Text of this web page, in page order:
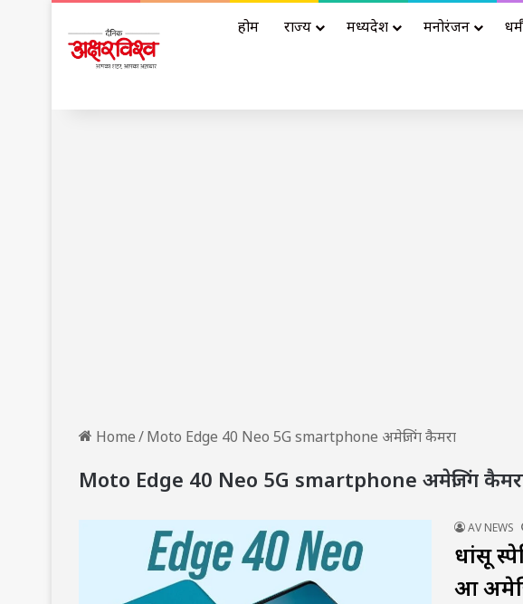
होम राज्य मध्यप्रदेश मनोरंजन
Home/Moto Edge 40 Neo 5G smartphone अमेजिंग कैमरा
Moto Edge 40 Neo 5G smartphone अमेजिंग
AV NEWS
धांसू
हुआ